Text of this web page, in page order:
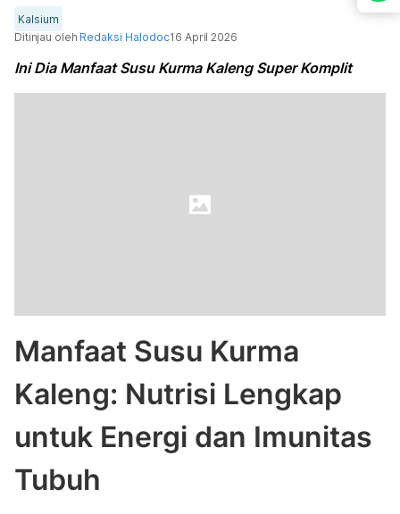
Kalsium
Ditinjau oleh Redaksi Halodoc16 April 2026
Ini Dia Manfaat Susu Kurma Kaleng Super Komplit
Manfaat Susu Kurma
Kaleng: Nutrisi Lengkap
untuk Energi dan Imunitas
Tubuh